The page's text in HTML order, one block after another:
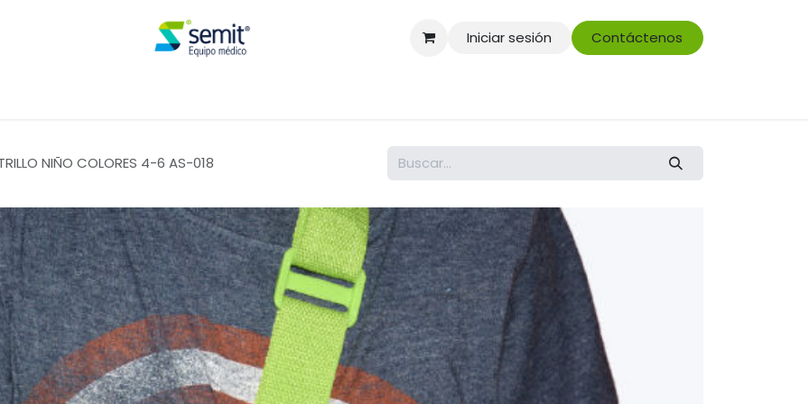
Iniciar sesión Contáctenos
NIÑO COLORES 4-6 AS-018